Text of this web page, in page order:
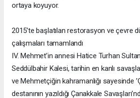
ortaya koyuyor.
2015’te başlatılan restorasyon ve çevre
çalışmaları tamamlandı
IV. Mehmet’in annesi Hatice Turhan
Seddülbahir Kalesi, tarihin en kanlı
ve Mehmetçiğin kahramanlığı sayesinde
destanının yazıldığı Çanakkale